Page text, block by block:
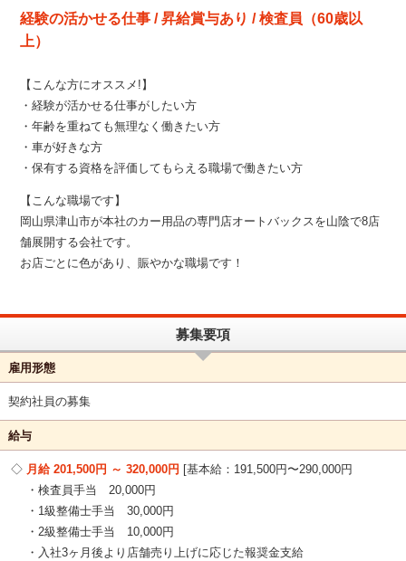
経験の活かせる仕事 / 昇給賞与あり / 検査員（60歳以
上）
【こんな方にオススメ!】
・経験が活かせる仕事がしたい方
・年齢を重ねても無理なく働きたい方
・車が好きな方
・保有する資格を評価してもらえる職場で働きたい方
【こんな職場です】
岡山県津山市が本社のカー用品の専門店オートバックスを山陰で8店
舗展開する会社です。
お店ごとに色があり、賑やかな職場です！
募集要項
雇用形態
契約社員の募集
給与
月給 201,500円 ～ 320,000円
基本給：191,500円〜290,000円
・検査員手当 20,000円
・1級整備士手当 30,000円
・2級整備士手当 10,000円
・入社3ヶ月後より店舗売り上げに応じた報奨金支給